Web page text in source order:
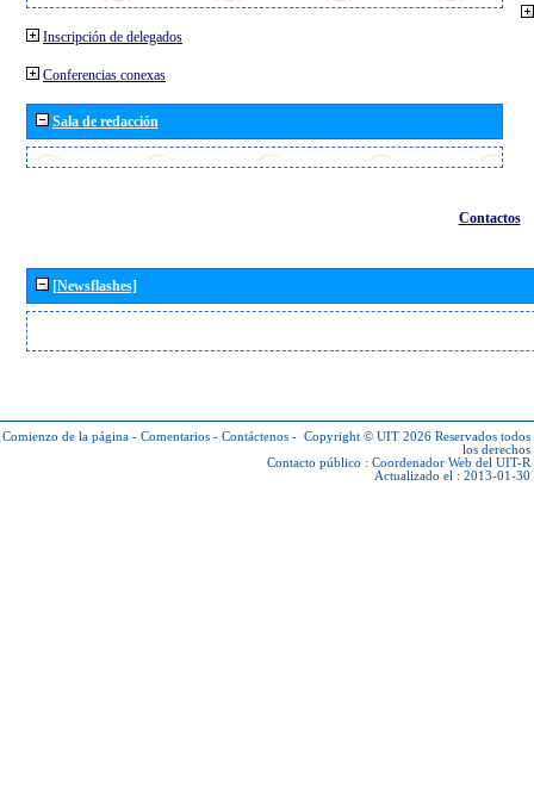
Inscripción de delegados
Conferencias conexas
Sala de redacción
Contactos
[Newsflashes]
Comienzo de la página - Comentarios - Contáctenos - Copyright © UIT 2026 Reservados todos
los derechos
Contacto público : Coordenador Web del UIT-R
Actualizado el : 2013-01-30